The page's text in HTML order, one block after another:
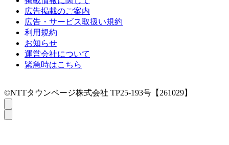
広告掲載のご案内
広告・サービス取扱い規約
利用規約
お知らせ
運営会社について
緊急時はこちら
©NTTタウンページ株式会社 TP25-193号【261029】